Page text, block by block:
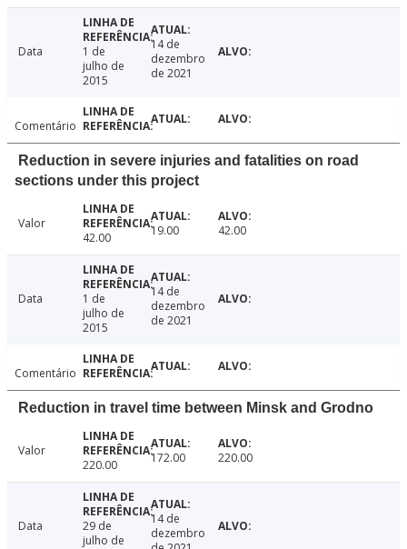
Data
1 de
julho de
2015
14 de
dezembro
de 2021
Comentário
Reduction in severe injuries and fatalities on road
sections under this project
Valor
42.00
19.00 42.00
Data
1 de
julho de
2015
14 de
dezembro
de 2021
Comentário
Reduction in travel time between Minsk and Grodno
Valor
220.00
172.00 220.00
Data
29 de
julho de
14 de
dezembro